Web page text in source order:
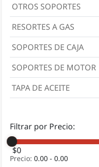
OTROS SOPORTES
RESORTES A GAS
SOPORTES DE CAJA
SOPORTES DE MOTOR
TAPA DE ACEITE
Filtrar por Precio:
$0
Precio: 0.00 - 0.00